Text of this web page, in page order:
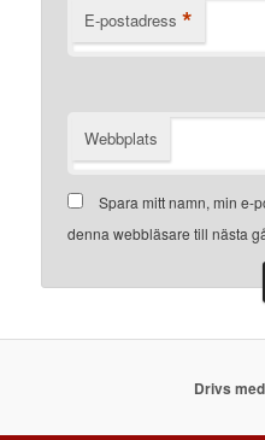
E-postadress *
Webbplats
Spara mitt namn, min e-
denna webbläsare till nästa
Drivs